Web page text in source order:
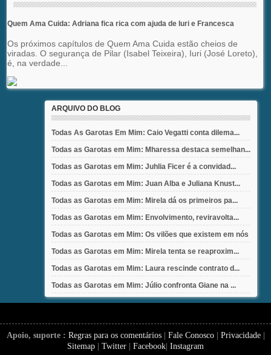
Quem Ama Cuida: Adriana fica rica com ajuda de Iuri e Francesca
Os próximos capítulos de Quem Ama Cuida estão cheios de
viradas. O segurança de Pilar (Isabel Teixeira), Iuri (José Loreto),
é, na verdade...
ARQUIVO DO BLOG
Todas As Garotas Em Mim: Caio Vegatti conta dilema...
Todas as Garotas em Mim: Mharessa destaca semelhan...
Todas as Garotas em Mim: Juhlia Ficer é a convidad...
Todas as Garotas em Mim: Juan Alba e Juliana Knust...
Todas as Garotas em Mim: Mirela dá os primeiros pa...
Todas as Garotas em Mim: Envolvimento, reviravolta...
Todas as Garotas em Mim: Os vilões que existem em nós
Todas as Garotas em Mim: Mirela tenta se reaproxim...
Todas as Garotas em Mim: Laura rescinde contrato d...
Todas as Garotas em Mim: Júlio confronta Giane na ...
Apoio, suporte : Regras para os comentários| Fale Conosco| Privacidade|
Sitemap | Twitter | Facebook| Instagram